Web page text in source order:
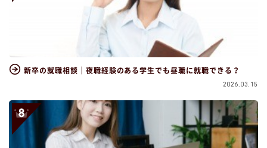
新卒の就職相談｜夜職経験のある学生でも昼職に就職できる？
2026.03.15